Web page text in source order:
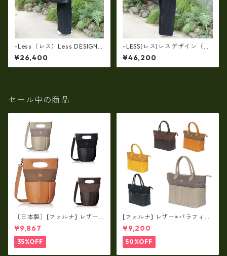
-Less（レス）Less DESIGN
(レスデザイン)Scarred Textu
re（牛革）斜め掛け＆多機能
トート（L/SIZE） LMSB-0514
¥26,400
-LESS(レス)レスデザイン（牛
革）トート＆クラッチで使え
る(両面・同一仕様！）大口開
口ボストン LMSB-0506
¥46,200
セール中の商品
〔日本製〕[フォルナ] レザー×
パラフィン筒型2way シュリン
クレザー×79Aパラフィン fo
-259630
¥9,867
35%OFF
[フォルナ] レザー×パラフィン
筒型2way シュリンクレザー×
79Aパラフィン トートL fo-2
59632
¥9,200
50%OFF